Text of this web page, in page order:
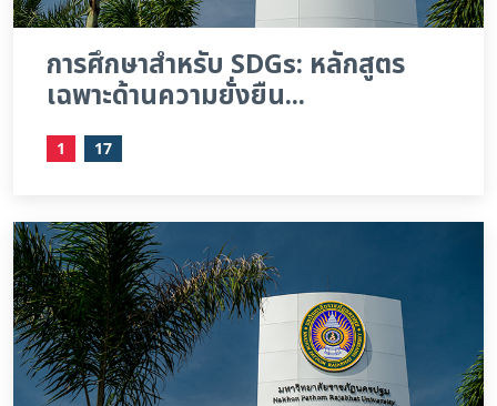
การศึกษาสำหรับ SDGs: หลักสูตร
เฉพาะด้านความยั่งยืน...
1 17